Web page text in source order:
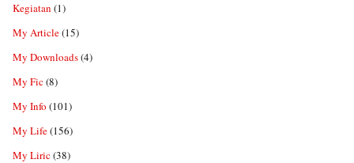
Kegiatan (1)
My Article(15)
My Downloads(4)
My Fic(8)
My Info (101)
My Life(156)
My Liric(38)